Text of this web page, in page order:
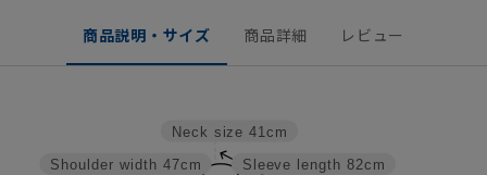
商品説明・サイズ 商品詳細 レビュー
Sleeve length 82cm
Neck size 41cm
Shoulder width 47cm